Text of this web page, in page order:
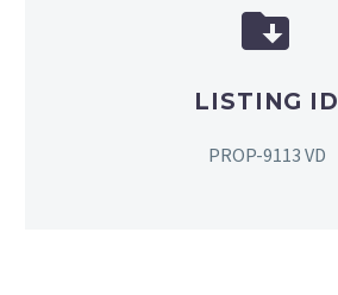


LISTING ID
PROP-9113 VD